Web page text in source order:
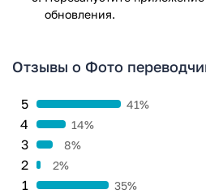
обновления.
Отзывы о Фото
1 35%
2 2%
3 8%
4 14%
5 41%